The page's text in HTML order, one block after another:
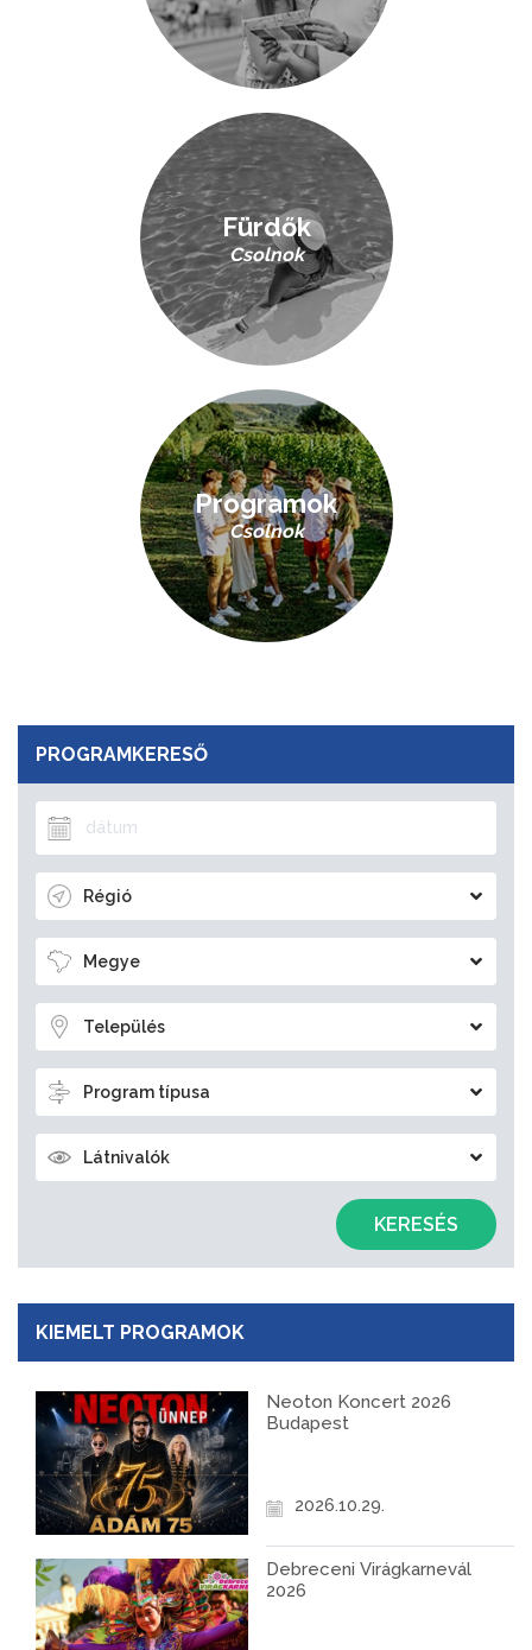
PROGRAMKERESŐ
Régió
Megye
Település
Program típusa
Látnivalók
KERESÉS
KIEMELT PROGRAMOK
Neoton Koncert 2026
Budapest
2026.10.29.
Debreceni Virágkarnevál
2026
Fürdők
Csolnok
Programok
Csolnok